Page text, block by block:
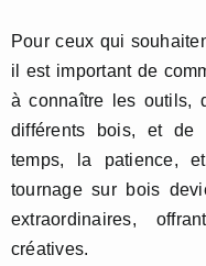
Pour ceux qui
il est important de
à connaître les outils,
différents bois, et de
temps, la patience,
tournage sur bois
extraordinaires,
créatives.